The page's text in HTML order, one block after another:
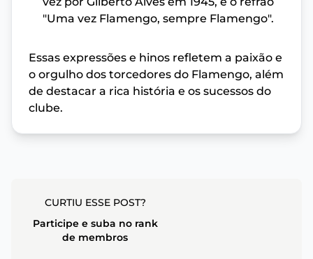
"Uma vez Flamengo, sempre Flamengo".
Essas expressões e hinos refletem a paixão e
o orgulho dos torcedores do Flamengo, além
de destacar a rica história e os sucessos do
clube.
CURTIU ESSE POST?
Participe e suba no rank
de membros